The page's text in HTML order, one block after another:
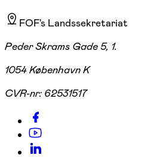
FOF's Landssekretariat
Peder Skrams Gade 5, 1.
1054 København K
CVR-nr: 62531517